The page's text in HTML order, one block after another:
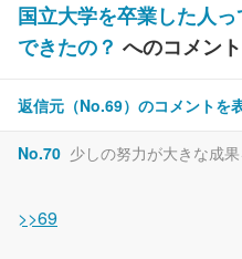
国立大学を卒業した人
できたの？ へのコメン
No.69 雲梯
>>63栃木県は訛りが酷くて
本人達は日本語話してる
て言ったり
返信元（No.69）のコメントを
No.70 少しの努力が大きな成
>>69